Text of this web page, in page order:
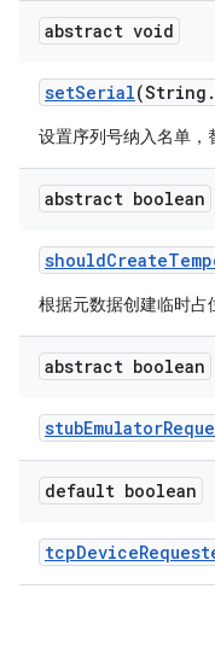
abstract void
setSerial(String .
设置序列号纳入名单，
abstract boolean
shouldCreate
根据元数据创建临时占
abstract boolean
stubEmulator
default boolean
tcpDevice